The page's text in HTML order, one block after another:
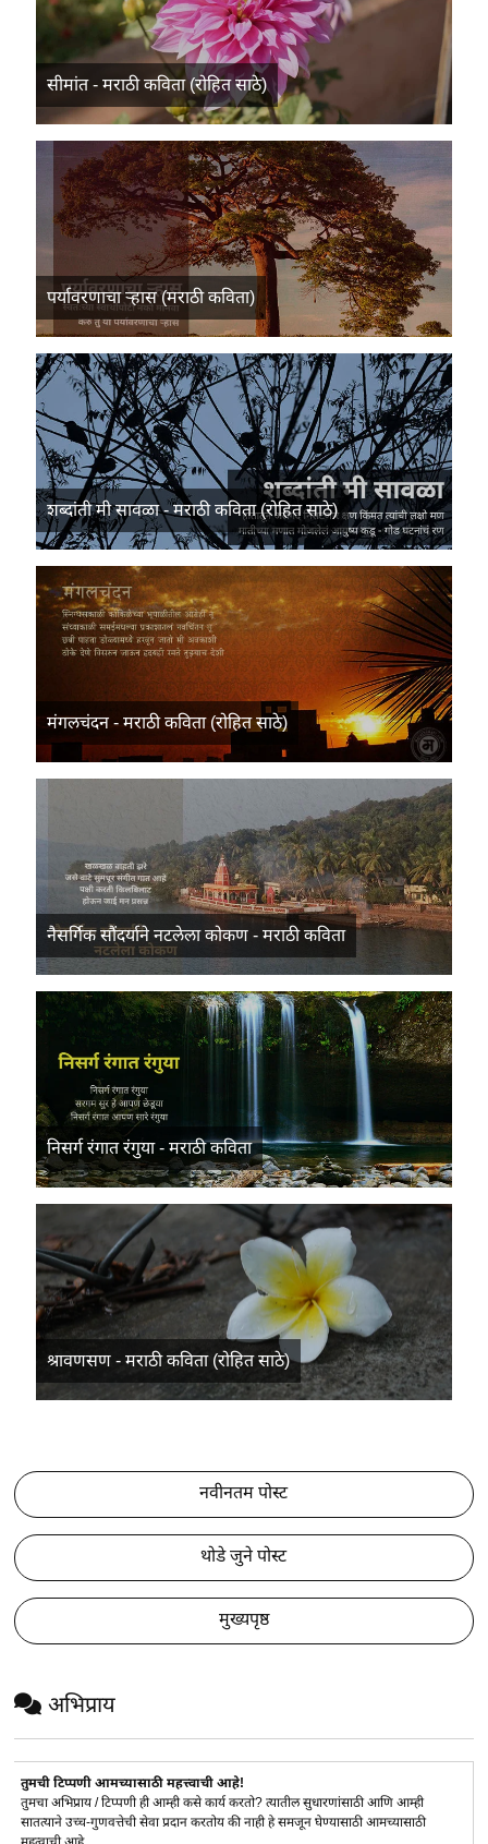
सीमांत - मराठी कविता (रोहित साठे)
पर्यावरणाचा र्‍हास (मराठी कविता)
शब्दांती मी सावळा - मराठी कविता (रोहित साठे)
मंगलचंदन - मराठी कविता (रोहित साठे)
नैसर्गिक सौंदर्याने नटलेला कोकण - मराठी कविता
निसर्ग रंगात रंगुया - मराठी कविता
श्रावणसण - मराठी कविता (रोहित साठे)
नवीनतम पोस्ट
थोडे जुने पोस्ट
मुख्यपृष्ठ
अभिप्राय
तुमची टिप्पणी आमच्यासाठी महत्त्वाची आहे!
तुमचा अभिप्राय / टिप्पणी ही आम्ही कसे कार्य करतो? त्यातील सुधारणांसाठी आणि आम्ही
सातत्याने उच्च-गुणवत्तेची सेवा प्रदान करतोय की नाही हे समजून घेण्यासाठी आमच्यासाठी